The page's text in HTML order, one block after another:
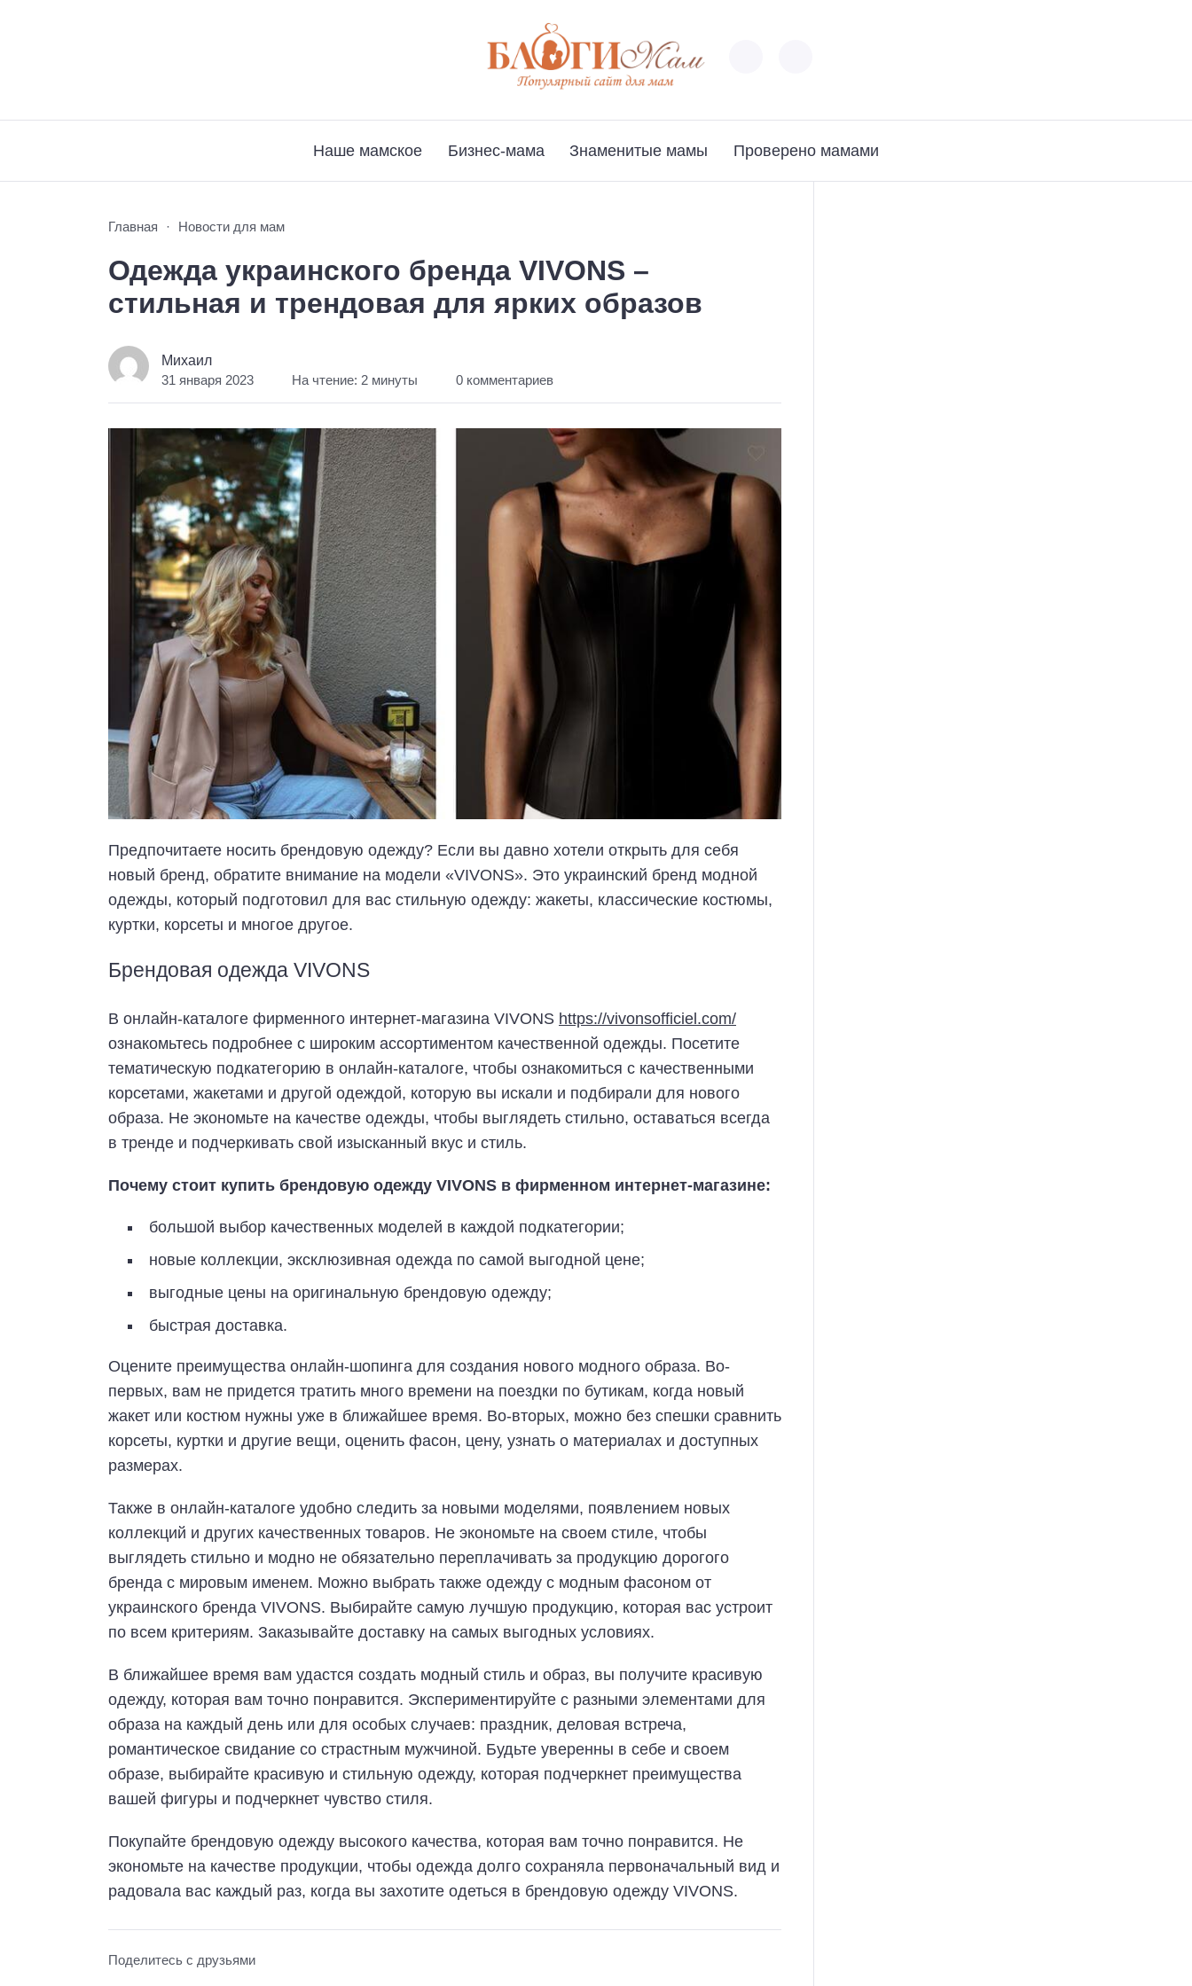
Наше мамское Бизнес-мама Знаменитые мамы Проверено мамами
Главная Новости для мам
Одежда украинского бренда VIVONS –
стильная и трендовая для ярких образов
Михаил
31 января 2023 На чтение: 2 минуты 0 комментариев
Предпочитаете носить брендовую одежду? Если вы давно хотели открыть для себя
новый бренд, обратите внимание на модели «VIVONS». Это украинский бренд модной
одежды, который подготовил для вас стильную одежду: жакеты, классические костюмы,
куртки, корсеты и многое другое.
Брендовая одежда VIVONS
В онлайн-каталоге фирменного интернет-магазина VIVONS https://vivonsofficiel.com/
ознакомьтесь подробнее с широким ассортиментом качественной одежды. Посетите
тематическую подкатегорию в онлайн-каталоге, чтобы ознакомиться с качественными
корсетами, жакетами и другой одеждой, которую вы искали и подбирали для нового
образа. Не экономьте на качестве одежды, чтобы выглядеть стильно, оставаться всегда
в тренде и подчеркивать свой изысканный вкус и стиль.
Почему стоит купить брендовую одежду VIVONS в фирменном интернет-магазине:
большой выбор качественных моделей в каждой подкатегории;
новые коллекции, эксклюзивная одежда по самой выгодной цене;
выгодные цены на оригинальную брендовую одежду;
быстрая доставка.
Оцените преимущества онлайн-шопинга для создания нового модного образа. Во-
первых, вам не придется тратить много времени на поездки по бутикам, когда новый
жакет или костюм нужны уже в ближайшее время. Во-вторых, можно без спешки сравнить
корсеты, куртки и другие вещи, оценить фасон, цену, узнать о материалах и доступных
размерах.
Также в онлайн-каталоге удобно следить за новыми моделями, появлением новых
коллекций и других качественных товаров. Не экономьте на своем стиле, чтобы
выглядеть стильно и модно не обязательно переплачивать за продукцию дорогого
бренда с мировым именем. Можно выбрать также одежду с модным фасоном от
украинского бренда VIVONS. Выбирайте самую лучшую продукцию, которая вас устроит
по всем критериям. Заказывайте доставку на самых выгодных условиях.
В ближайшее время вам удастся создать модный стиль и образ, вы получите красивую
одежду, которая вам точно понравится. Экспериментируйте с разными элементами для
образа на каждый день или для особых случаев: праздник, деловая встреча,
романтическое свидание со страстным мужчиной. Будьте уверенны в себе и своем
образе, выбирайте красивую и стильную одежду, которая подчеркнет преимущества
вашей фигуры и подчеркнет чувство стиля.
Покупайте брендовую одежду высокого качества, которая вам точно понравится. Не
экономьте на качестве продукции, чтобы одежда долго сохраняла первоначальный вид и
радовала вас каждый раз, когда вы захотите одеться в брендовую одежду VIVONS.
Поделитесь с друзьями